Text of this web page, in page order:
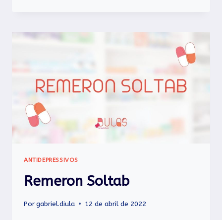
ANTIDEPRESSIVOS
Remeron Soltab
Porgabriel.diula 12 de abril de 2022